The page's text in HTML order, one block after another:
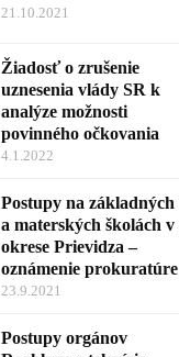
21.10.2021
Žiadosť o zrušenie
uznesenia vlády SR k
analýze možnosti
povinného očkovania
4.1.2022
Postupy na základných
a materských školách v
okrese Prievidza –
oznámenie prokuratúre
23.9.2021
Postupy orgánov